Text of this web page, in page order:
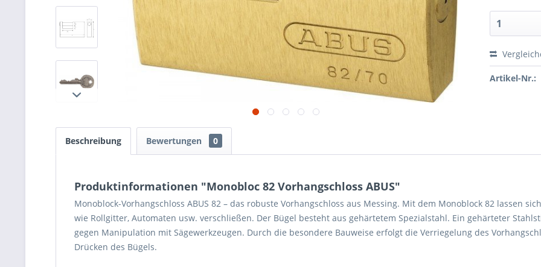
Artikel-Nr.:
Beschreibung Bewertungen 0
Produktinformationen "Monobloc 82 Vorhangschloss ABUS"
Monoblock-Vorhangschloss ABUS 82 – das robuste Vorhangschloss aus Messing. Mit dem Monoblock 82 lassen
wie Rollgitter, Automaten usw. verschließen. Der Bügel besteht aus gehärtetem Spezialstahl. Ein gehärteter
gegen Manipulation mit Sägewerkzeugen. Durch die besondere Bauweise erfolgt die Verriegelung des
Drücken des Bügels.